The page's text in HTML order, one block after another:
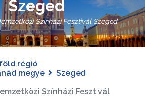
Szeged
Színházi Fesztivál Szeged
régió
megye
Szeged
Színházi Fesztivál